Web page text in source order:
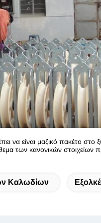
να είναι μαζικό πακέτο στο
των κανονικών στοιχείων
Καλωδίων